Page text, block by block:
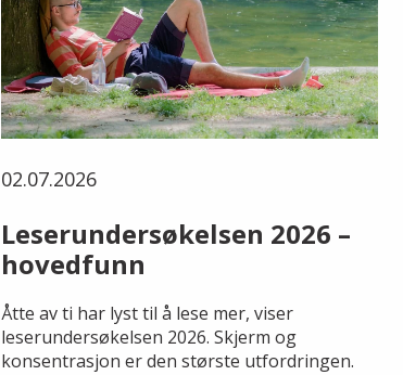
02.07.2026
Leserundersøkelsen 2026 –
hovedfunn
Åtte av ti har lyst til å lese mer, viser
leserundersøkelsen 2026. Skjerm og
konsentrasjon er den største utfordringen.